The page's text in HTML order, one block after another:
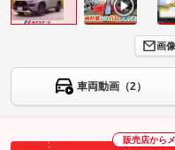
画
車両動画（2）
販売店から